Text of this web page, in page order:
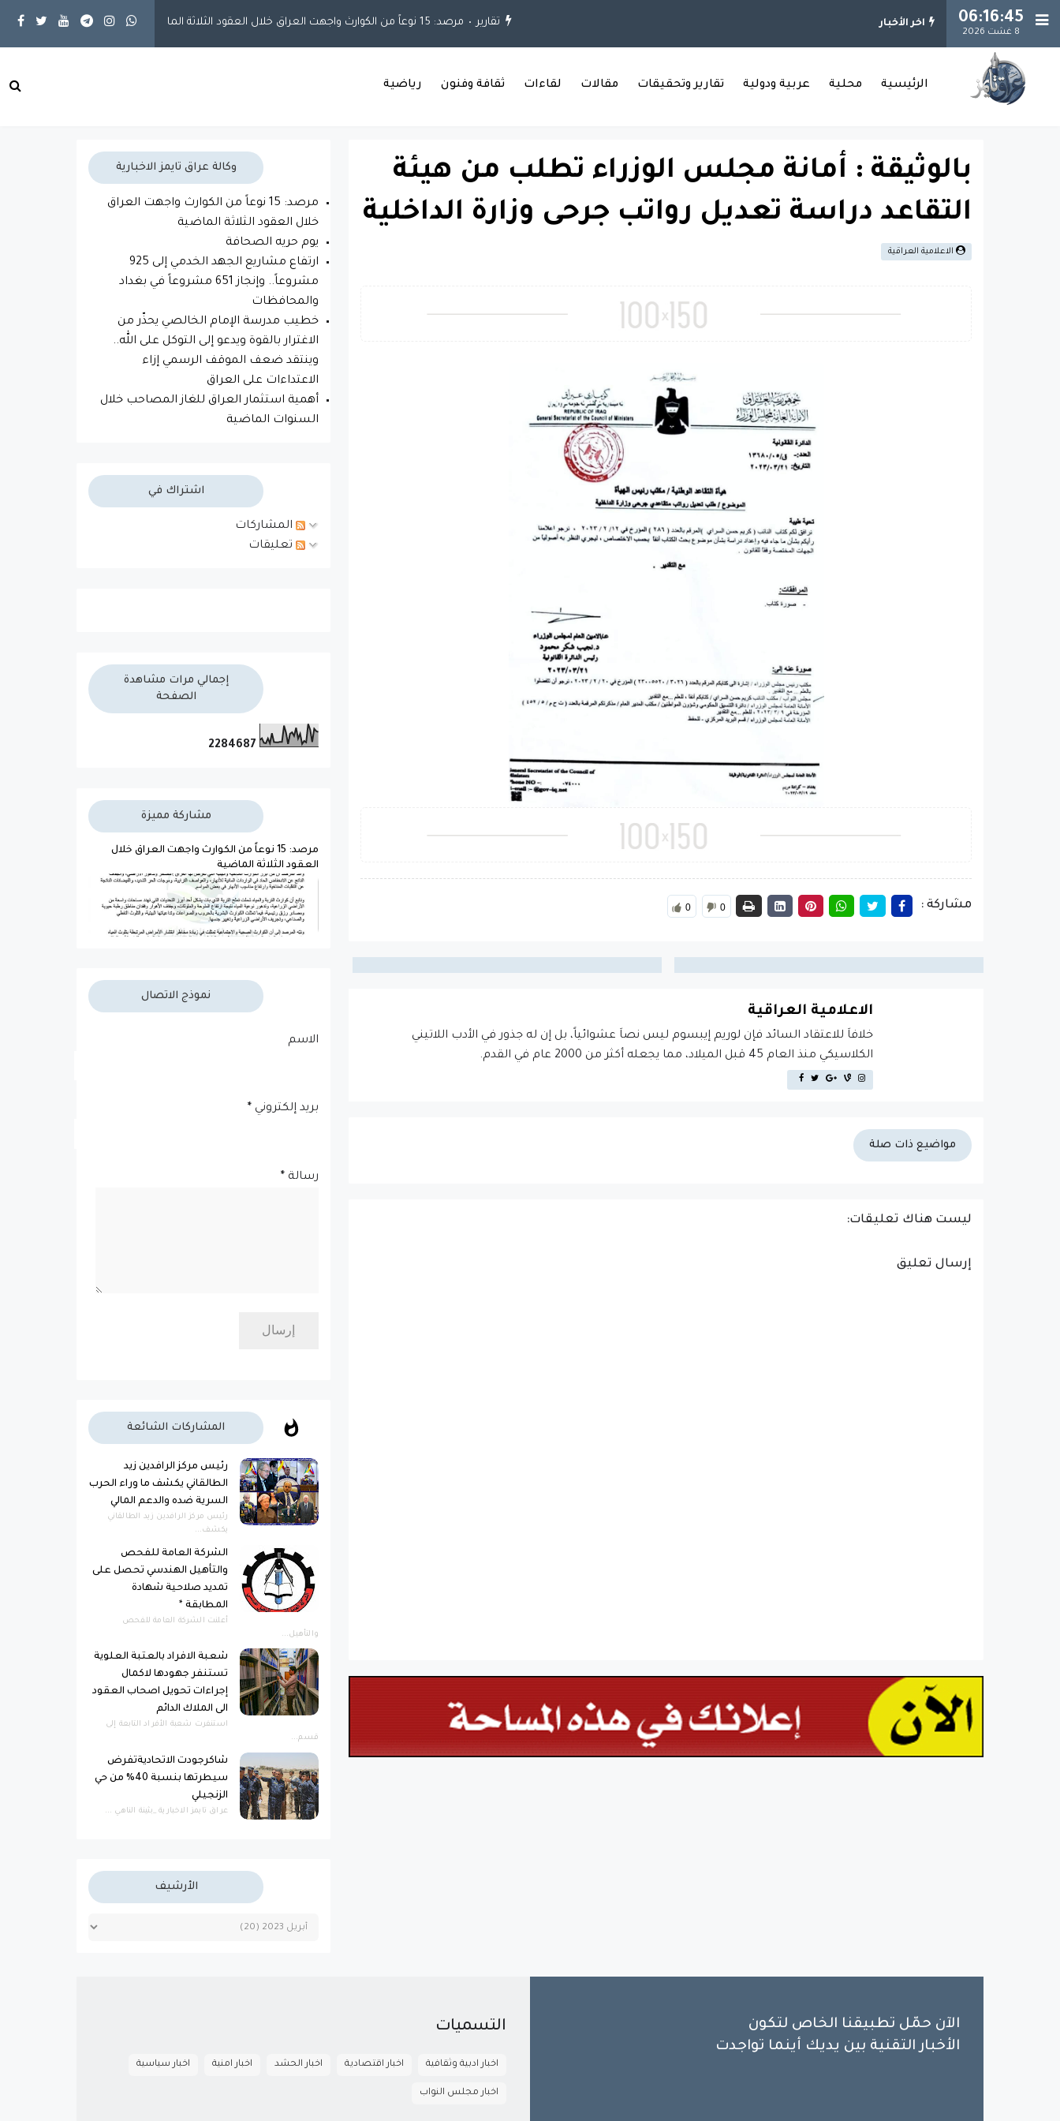
06:16:46
8 غشت 2026
اخر الأخبار مرصد: 15 نوعاً من الكوارث واجهت العراق خلال العقود الثلاثة الماضية مقالات يوم حريه الصحافة
الرئيسية محلية عربية ودولية تقارير وتحقيقات مقالات لقاءات ثقافة وفنون رياضية
بالوثيقة : أمانة مجلس الوزراء تطلب من هيئة
التقاعد دراسة تعديل رواتب جرحى وزارة الداخلية
الاعلامية العراقية
مشاركة : 0 0
الاعلامية العراقية
خلافاَ للاعتقاد السائد فإن لوريم إيبسوم ليس نصاَ عشوائياً، بل إن له جذور في الأدب اللاتيني
الكلاسيكي منذ العام 45 قبل الميلاد، مما يجعله أكثر من 2000 عام في القدم.
مواضيع ذات صلة
ليست هناك تعليقات:
إرسال تعليق
وكالة عراق تايمز الاخبارية
مرصد: 15 نوعاً من الكوارث واجهت العراق
خلال العقود الثلاثة الماضية
يوم حريه الصحافة
ارتفاع مشاريع الجهد الخدمي إلى 925
مشروعاً.. وإنجاز 651 مشروعاً في بغداد
والمحافظات
خطيب مدرسة الإمام الخالصي يحذّر من
الاغترار بالقوة ويدعو إلى التوكل على الله..
وينتقد ضعف الموقف الرسمي إزاء
الاعتداءات على العراق
أهمية استثمار العراق للغاز المصاحب خلال
السنوات الماضية
اشتراك في
المشاركات
تعليقات
إجمالي مرات مشاهدة
الصفحة
2284687
مشاركة مميزة
مرصد: 15 نوعاً من الكوارث واجهت العراق خلال
العقود الثلاثة الماضية
نموذج الاتصال
الاسم
بريد إلكتروني *
رسالة *
المشاركات الشائعة
رئيس مركز الرافدين زيد
الطالقاني يكشف ما وراء الحرب
السرية ضده والدعم المالي
رئيس مركز الرافدين زيد الطالقاني
يكشف...
الشركة العامة للفحص
والتأهيل الهندسي تحصل على
تمديد صلاحية شهادة
المطابقة *
أعلنت الشركة العامة للفحص
والتأهيل...
شعبة الافراد بالعتبة العلوية
تستنفر جهودها لاكمال
إجراءات تحويل اصحاب العقود
الى الملاك الدائم
استنفرت شعبة الأفراد التابعة إلى
قسم...
شاكرجودت الاتحاديةتفرض
سيطرتها بنسبة 40% من حي
الزنجيلي
عراق تايمز الاخبارية _بثينة الناهي ...
الأرشيف
الآن حمّل تطبيقنا الخاص لتكون
الأخبار التقنية بين يديك أينما تواجدت
التسميات
اخبار ادبية وثقافية اخبار اقتصادية اخبار الحشد اخبار امنية اخبار سياسية
اخبار مجلس النواب